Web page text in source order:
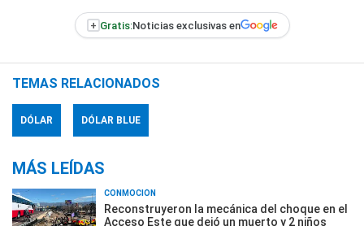
+ Gratis:Noticias exclusivas en
TEMAS RELACIONADOS
DÓLAR DÓLAR BLUE
MÁS LEÍDAS
CONMOCIÓN
Reconstruyeron la mecánica del choque en el
Acceso Este que dejó un muerto y 2 niños